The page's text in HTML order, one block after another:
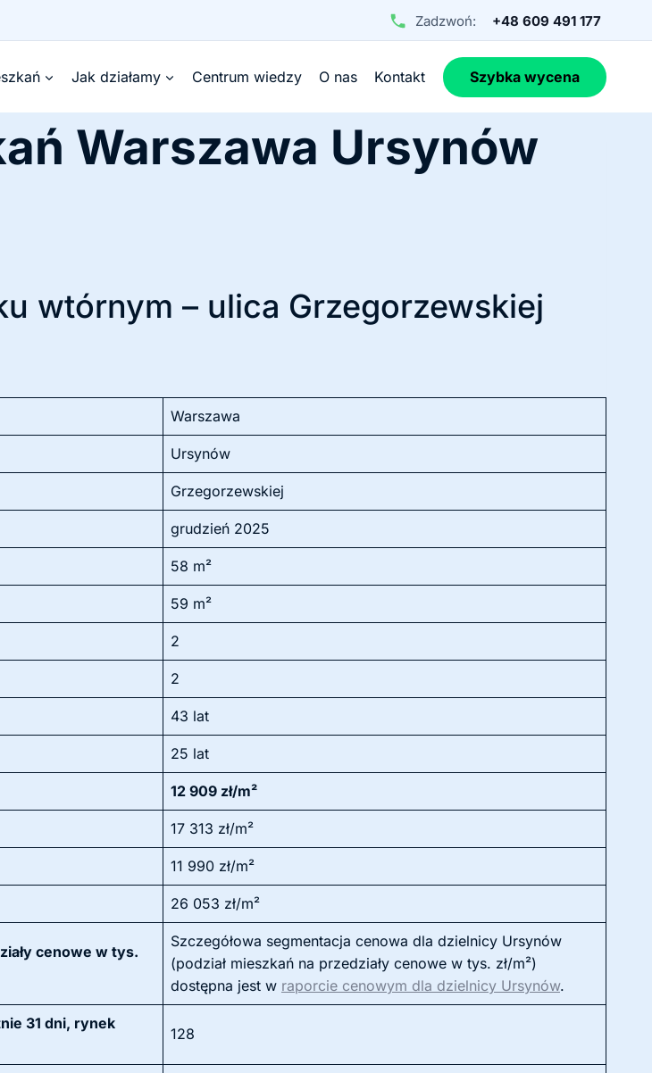
Zadzwoń: +48 609 491 177
Jak działamy Centrum wiedzy O nas Kontakt Szybka wycena
Warszawa Ursynów
wtórnym – ulica Grzegorzewskiej
Warszawa
Ursynów
Grzegorzewskiej
grudzień 2025
58 m²
59 m²
2
2
43 lat
25 lat
12 909 zł/m²
17 313 zł/m²
11 990 zł/m²
26 053 zł/m²
cenowe w tys.
Szczegółowa segmentacja cenowa dla dzielnicy Ursynów
(podział mieszkań na przedziały cenowe w tys. zł/m²)
dostępna jest w raporcie cenowym dla dzielnicy Ursynów.
31 dni, rynek
128